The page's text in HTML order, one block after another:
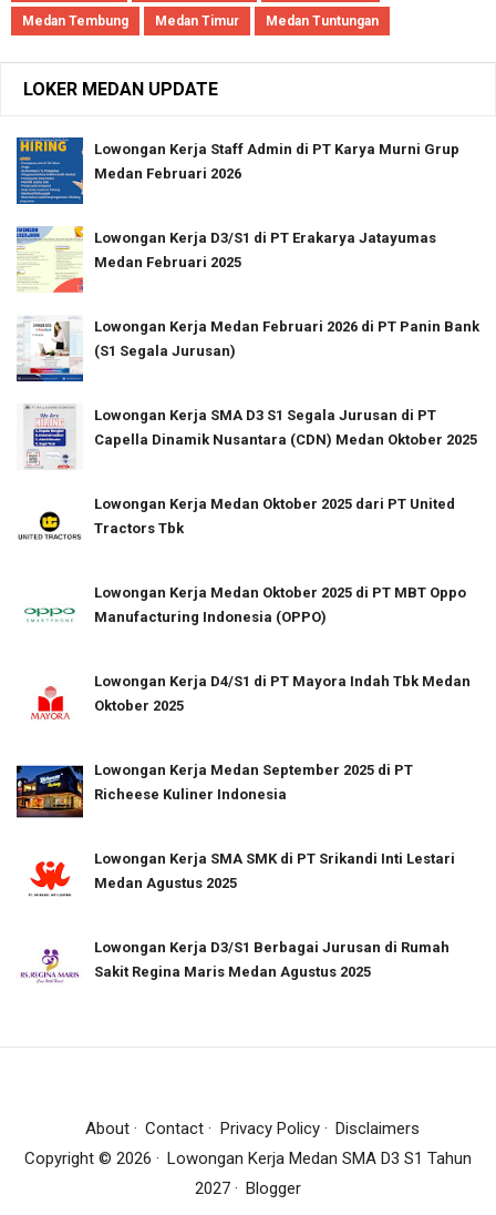
Medan Tembung Medan Timur Medan Tuntungan
LOKER MEDAN UPDATE
Lowongan Kerja Staff Admin di PT Karya Murni Grup
Medan Februari 2026
Lowongan Kerja D3/S1 di PT Erakarya Jatayumas
Medan Februari 2025
Lowongan Kerja Medan Februari 2026 di PT Panin Bank
(S1 Segala Jurusan)
Lowongan Kerja SMA D3 S1 Segala Jurusan di PT
Capella Dinamik Nusantara (CDN) Medan Oktober 2025
Lowongan Kerja Medan Oktober 2025 dari PT United
Tractors Tbk
Lowongan Kerja Medan Oktober 2025 di PT MBT Oppo
Manufacturing Indonesia (OPPO)
Lowongan Kerja D4/S1 di PT Mayora Indah Tbk Medan
Oktober 2025
Lowongan Kerja Medan September 2025 di PT
Richeese Kuliner Indonesia
Lowongan Kerja SMA SMK di PT Srikandi Inti Lestari
Medan Agustus 2025
Lowongan Kerja D3/S1 Berbagai Jurusan di Rumah
Sakit Regina Maris Medan Agustus 2025
About Contact Privacy Policy
Disclaimers
Copyright © 2026
Lowongan Kerja Medan SMA D3 S1 Tahun
2027
Blogger